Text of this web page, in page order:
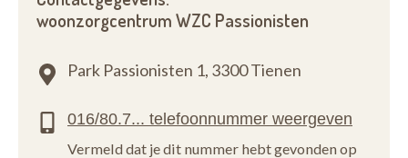
woonzorgcentrum WZC Passionisten
Park Passionisten 1, 3300 Tienen
Vermeld dat je dit nummer hebt gevonden op